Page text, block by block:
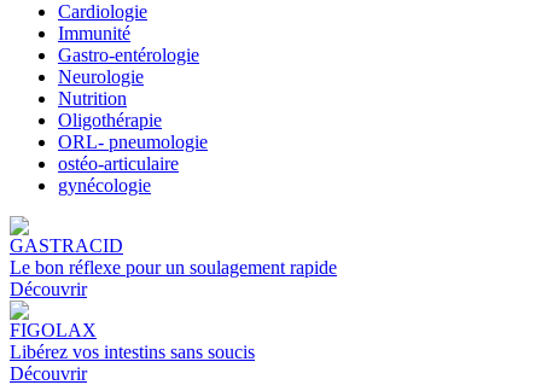
Cardiologie
Immunité
Gastro-entérologie
Neurologie
Nutrition
Oligothérapie
ORL- pneumologie
ostéo-articulaire
gynécologie
GASTRACID
Le bon réflexe pour un soulagement rapide
Découvrir
FIGOLAX
Libérez vos intestins sans soucis
Découvrir